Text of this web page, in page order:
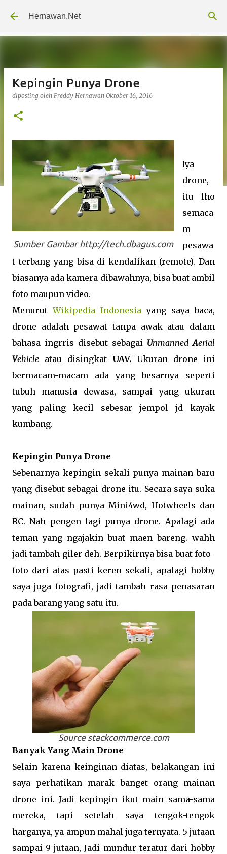
Langsung ke konten utama
Hernawan.Net
Kepingin Punya Drone
diposting oleh Freddy Hernawan Oktober 16, 2016
Sumber Gambar http://tech.dbagus.com
Iya
drone,
itu lho
semaca
m
pesawa
t terbang yang bisa di kendalikan (remote). Dan
biasanya ada kamera dibawahnya, bisa buat ambil
foto maupun video.
MenurutWikipedia Indonesia yang saya baca,
drone adalah pesawat tanpa awak atau dalam
bahasa ingrris disebut sebagai UnmannedAerial
Vehicle atau disingkat UAV. Ukuran drone ini
bermacam-macam ada yang besarnya seperti
tubuh manusia dewasa, sampai yang ukuran
yang paling kecil sebesar jempol jd kayak
kumbang.
Kepingin Punya Drone
Sebenarnya kepingin sekali punya mainan baru
yang disebut sebagai drone itu. Secara saya suka
mainan, sudah punya Mini4wd, Hotwheels dan
RC. Nah pengen lagi punya drone. Apalagi ada
teman yang ngajakin buat maen bareng. wahh
jadi tambah giler deh. Berpikirnya bisa buat foto-
foto dari atas pasti keren sekali, apalagi hobby
saya juga fotografi, jadi tambah rasa penasaran
pada barang yang satu itu.
Source stackcommerce.com
Banyak Yang Main Drone
Selain karena keinginan diatas, belakangan ini
saya perhatikan marak banget orang mainan
drone ini. Jadi kepingin ikut main sama-sama
mereka, tapi setelah saya tengok-tengok
harganya, ya ampun mahal juga ternyata. 5 jutaan
sampai 9 jutaan, Jadi mundur teratur dari hobby